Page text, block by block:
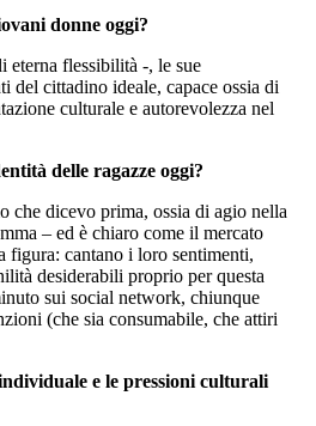
donne oggi?
eterna flessibilità -, le sue
del cittadino ideale, capace ossia di
culturale e autorevolezza nel
delle ragazze oggi?
che dicevo prima, ossia di agio nella
– ed è chiaro come il mercato
figura: cantano i loro sentimenti,
desiderabili proprio per questa
sui social network, chiunque
(che sia consumabile, che attiri
e le pressioni culturali